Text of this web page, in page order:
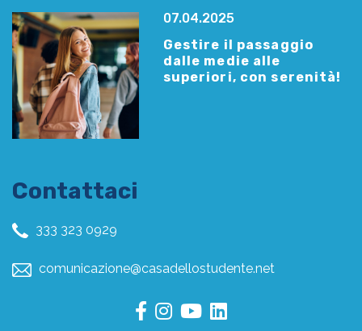
07.04.2025
Gestire il passaggio
dalle medie alle
superiori, con serenità!
Contattaci
333 323 0929
comunicazione@casadellostudente.net